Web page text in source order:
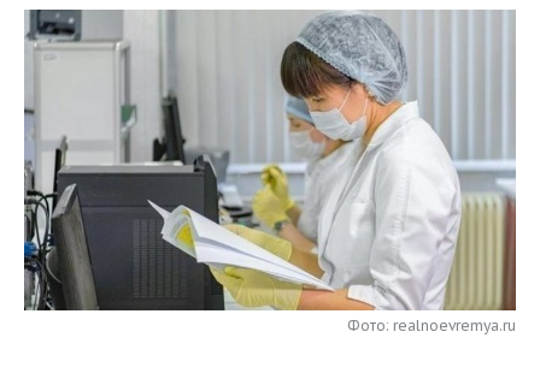
КОРОЛИ ГОСЗАКАЗА ПФО
КОМУ ПРИНАДЛЕЖАТ
ТОРГОВЫЕ ЦЕНТРЫ
ТАТАРСТАНА
ФИНАНСЫ
БЮДЖЕТ
ИНВЕСТИЦИИ
НОВОСТИ
ПРОМЫШЛЕННОСТИ
МАШИНОСТРОЕНИЕ
НЕФТЕХИМИЯ
НЕФТЬ
ОПК
НЕДВИЖИМОСТЬ
НОВОСТИ НЕДВИЖИМОСТИ
НОВОСТИ АВТО
БИЗНЕС
НОВОСТИ БИЗНЕСА
РОЗНИЧНАЯ ТОРГОВЛЯ
ТРАНСПОРТ
ТЕХНОЛОГИИ
НОВОСТИ ТЕХНОЛОГИЙ
IT
МЕРОПРИЯТИЯ
НОВОСТИ МЕРОПРИЯТИЙ
СПОРТ
Фото: realnoevremya.ru